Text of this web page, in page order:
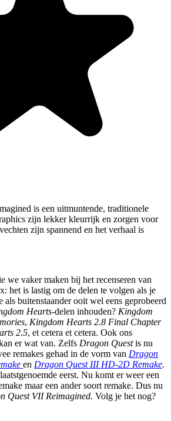
is een uitmuntende, traditionele
zijn lekker kleurrijk en zorgen voor
zijn spannend en het verhaal is
we vaker maken bij het recenseren van
het is lastig om de delen te volgen als je
als buitenstaander ooit wel eens geprobeerd
Hearts-delen inhouden? Kingdom
, Kingdom Hearts 2.8 Final Chapter
2.5, et cetera et cetera. Ook ons
er wat van. Zelfs Dragon Questis nu
remakes gehad in de vorm van Dragon
en Dragon Quest III HD-2D Remake.
eerst. Nu komt er weer een
maar een ander soort remake. Dus nu
Quest VII Reimagined. Volg je het nog?